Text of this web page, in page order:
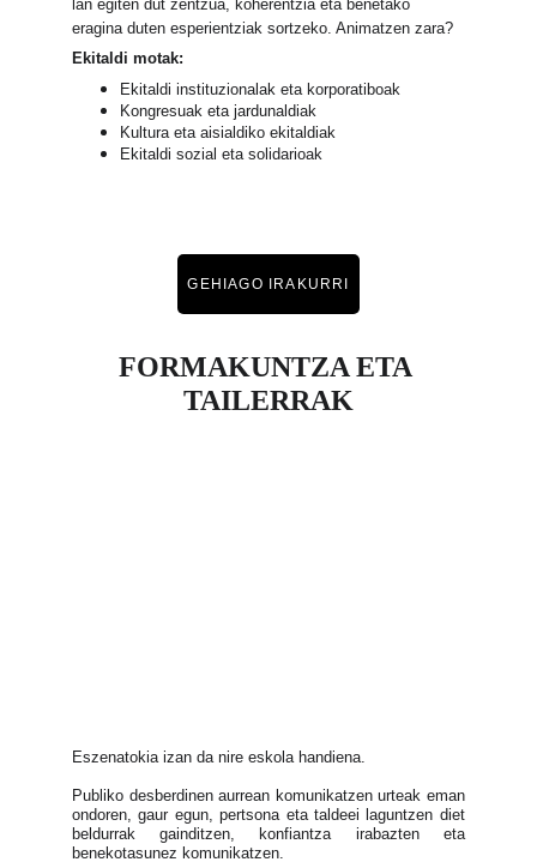
lan egiten dut zentzua, koherentzia eta benetako
eragina duten esperientziak sortzeko. Animatzen zara?
Ekitaldi motak:
Ekitaldi instituzionalak eta korporatiboak
Kongresuak eta jardunaldiak
Kultura eta aisialdiko ekitaldiak
Ekitaldi sozial eta solidarioak
GEHIAGO IRAKURRI
Eszenatokia izan da nire eskola handiena.
Publiko desberdinen aurrean komunikatzen urteak eman
ondoren, gaur egun, pertsona eta taldeei laguntzen diet
beldurrak gainditzen, konfiantza irabazten eta
benekotasunez komunikatzen.
FORMAKUNTZA ETA
TAILERRAK